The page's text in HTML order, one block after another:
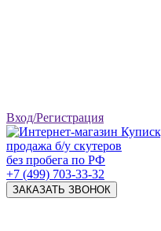
Вход/Регистрация
продажа б/у скутеров
без пробега по РФ
+7 (499) 703-33-32
ЗАКАЗАТЬ ЗВОНОК